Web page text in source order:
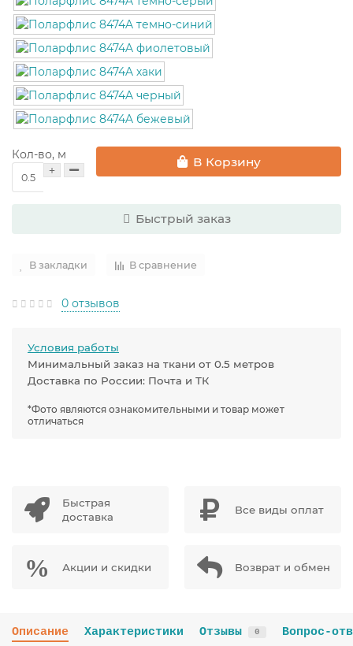
Кол-во, м В Корзину
Быстрый заказ
В закладки В сравнение
0 отзывов
Условия работы
Минимальный заказ на ткани от 0.5 метров
Доставка по России: Почта и ТК
*Фото являются ознакомительными и товар может
отличаться
Быстрая
доставка
Все виды оплат
Акции и скидки Возврат и обмен
Описание Характеристики Отзывы 0 Вопрос-